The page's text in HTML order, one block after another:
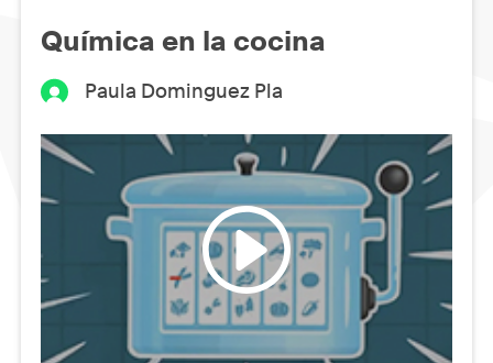
Química en la cocina
Paula Dominguez Pla